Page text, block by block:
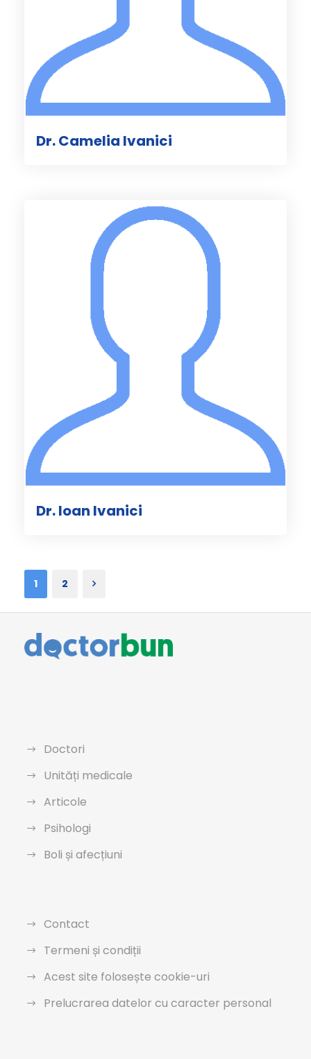
Dr. Camelia Ivanici
Dr. Ioan Ivanici
1 2
Doctori
Unități medicale
Articole
Psihologi
Boli și afecțiuni
Contact
Termeni și condiții
Acest site folosește cookie-uri
Prelucrarea datelor cu caracter personal